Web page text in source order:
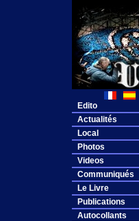
Edito
Actualités
Local
Photos
Videos
Communiqués
Le Livre
Publications
Autocollants